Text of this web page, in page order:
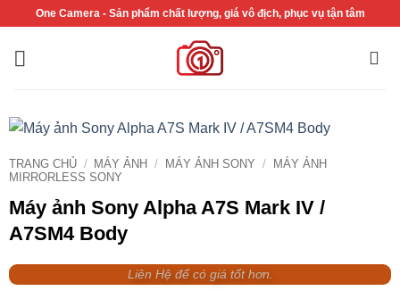
nội
One Camera - Sản phẩm chất lượng, giá vô địch, phục vụ tận tâm
TRANG CHỦ / MÁY ẢNH / MÁY ẢNH SONY /
MÁY ẢNH
MIRRORLESS SONY
Máy ảnh Sony Alpha A7S Mark IV /
A7SM4 Body
Liên Hệ để có giá tốt hơn.